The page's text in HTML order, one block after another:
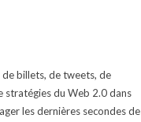
billets, de tweets, de
stratégies du Web 2.0 dans
les dernières secondes de